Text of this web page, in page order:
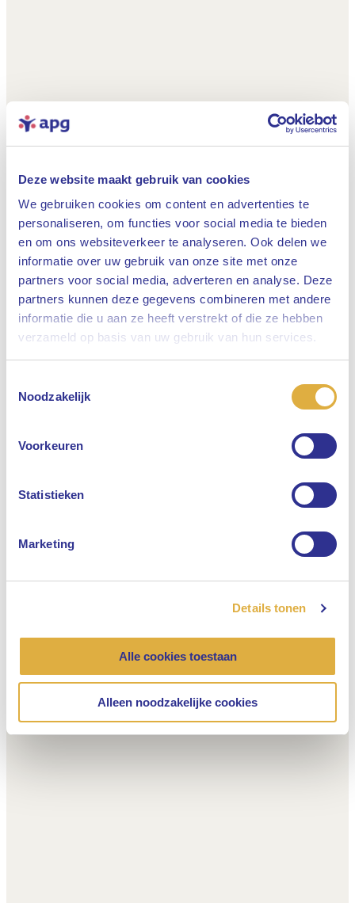
Deze website maakt gebruik van cookies
We gebruiken cookies om content en advertenties te
personaliseren, om functies voor social media te bieden
en om ons websiteverkeer te analyseren. Ook delen we
informatie over uw gebruik van onze site met onze
partners voor social media, adverteren en analyse. Deze
partners kunnen deze gegevens combineren met andere
informatie die u aan ze heeft verstrekt of die ze hebben
verzameld op basis van uw gebruik van hun services.
Noodzakelijk
Voorkeuren
Statistieken
Marketing
Details tonen
Alle cookies toestaan
Alleen noodzakelijke cookies
Sluiten